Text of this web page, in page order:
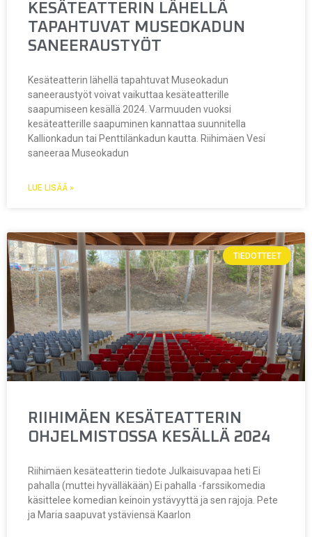
KESÄTEATTERIN LÄHELLÄ
TAPAHTUVAT MUSEOKADUN
SANEERAUSTYÖT
Kesäteatterin lähellä tapahtuvat Museokadun
saneeraustyöt voivat vaikuttaa kesäteatterille
saapumiseen kesällä 2024. Varmuuden vuoksi
kesäteatterille saapuminen kannattaa suunnitella
Kallionkadun tai Penttilänkadun kautta. Riihimäen Vesi
saneeraa Museokadun
LUE LISÄÄ »
TIEDOTTEET
RIIHIMÄEN KESÄTEATTERIN
OHJELMISTOSSA KESÄLLÄ 2024
Riihimäen kesäteatterin tiedote Julkaisuvapaa heti Ei
pahalla (muttei hyvälläkään) Ei pahalla -farssikomedia
käsittelee komedian keinoin ystävyyttä ja sen rajoja. Pete
ja Maria saapuvat ystäviensä Kaarlon